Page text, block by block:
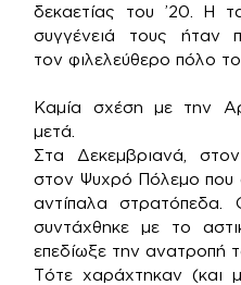
δεκαετίας του ’20. Η
συγγένειά τους ήταν
τον φιλελεύθερο πόλο
Καμία σχέση με την
μετά.
Στα Δεκεμβριανά,
στον Ψυχρό Πόλεμο που
αντίπαλα στρατόπεδα.
συντάχθηκε με το
επεδίωξε την ανατροπή
Τότε χαράχτηκαν (και